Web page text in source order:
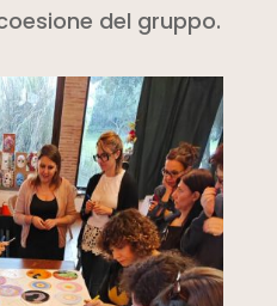
del gruppo.